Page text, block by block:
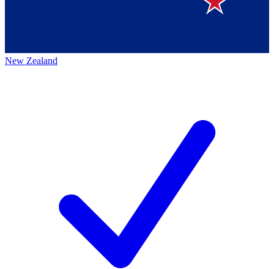
New Zealand